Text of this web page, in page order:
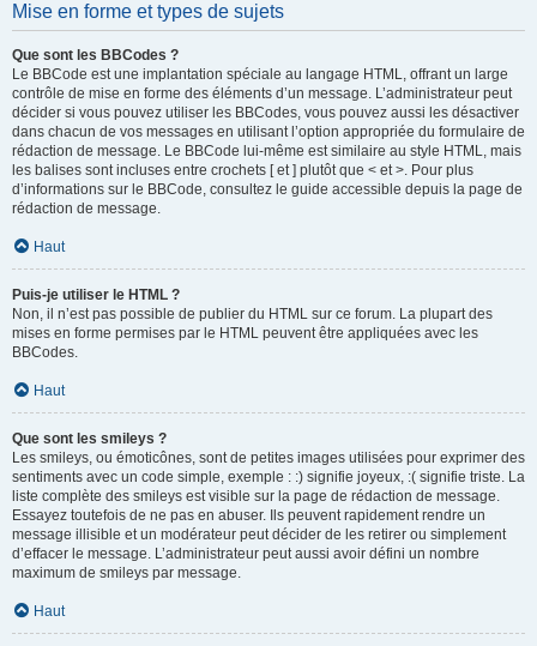
Mise en forme et types de sujets
Que sont les BBCodes ?
Le BBCode est une implantation spéciale au langage HTML, offrant un large
contrôle de mise en forme des éléments d’un message. L’administrateur peut
décider si vous pouvez utiliser les BBCodes, vous pouvez aussi les désactiver
dans chacun de vos messages en utilisant l’option appropriée du formulaire de
rédaction de message. Le BBCode lui-même est similaire au style HTML, mais
les balises sont incluses entre crochets [ et ] plutôt que < et >. Pour plus
d’informations sur le BBCode, consultez le guide accessible depuis la page de
rédaction de message.
Haut
Puis-je utiliser le HTML ?
Non, il n’est pas possible de publier du HTML sur ce forum. La plupart des
mises en forme permises par le HTML peuvent être appliquées avec les
BBCodes.
Haut
Que sont les smileys ?
Les smileys, ou émoticônes, sont de petites images utilisées pour exprimer des
sentiments avec un code simple, exemple : :) signifie joyeux, :( signifie triste. La
liste complète des smileys est visible sur la page de rédaction de message.
Essayez toutefois de ne pas en abuser. Ils peuvent rapidement rendre un
message illisible et un modérateur peut décider de les retirer ou simplement
d’effacer le message. L’administrateur peut aussi avoir défini un nombre
maximum de smileys par message.
Haut